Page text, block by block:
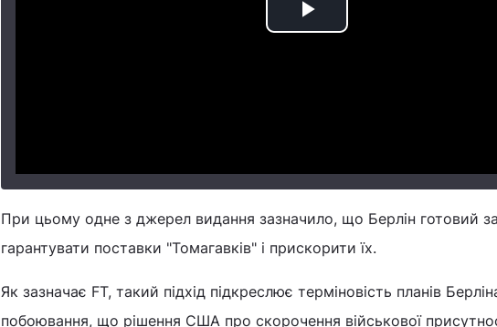
Play
При цьому одне з джерел видання зазначило, що Берлін готовий
гарантувати поставки "Томагавків" і прискорити їх.
Як зазначає FT, такий підхід підкреслює терміновість планів
побоювання, що рішення США про скорочення військової